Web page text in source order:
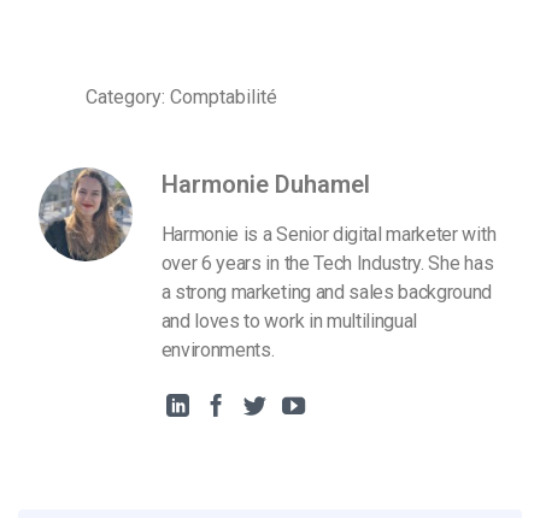
Category: Comptabilité
Harmonie Duhamel
Harmonie is a Senior digital marketer with
over 6 years in the Tech Industry. She has
a strong marketing and sales background
and loves to work in multilingual
environments.